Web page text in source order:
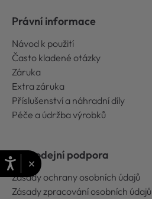
Právní informace
Návod k použití
Často kladené otázky
Záruka
Extra záruka
Příslušenství a náhradní díly
Péče a údržba výrobků
Poprodejní podpora
Zásady ochrany osobních údajů
Zásady zpracování osobních údajů
×